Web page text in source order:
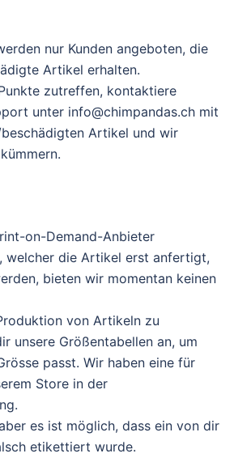
nur Kunden angeboten, die
Artikel erhalten.
zutreffen, kontaktiere
unter info@chimpandas.ch mit
Artikel und wir
on-Demand-Anbieter
welcher die Artikel erst anfertigt,
bieten wir momentan keinen
von Artikeln zu
unsere Größentabellen an, um
passt. Wir haben eine für
Store in der
es ist möglich, dass ein von dir
etikettiert wurde.